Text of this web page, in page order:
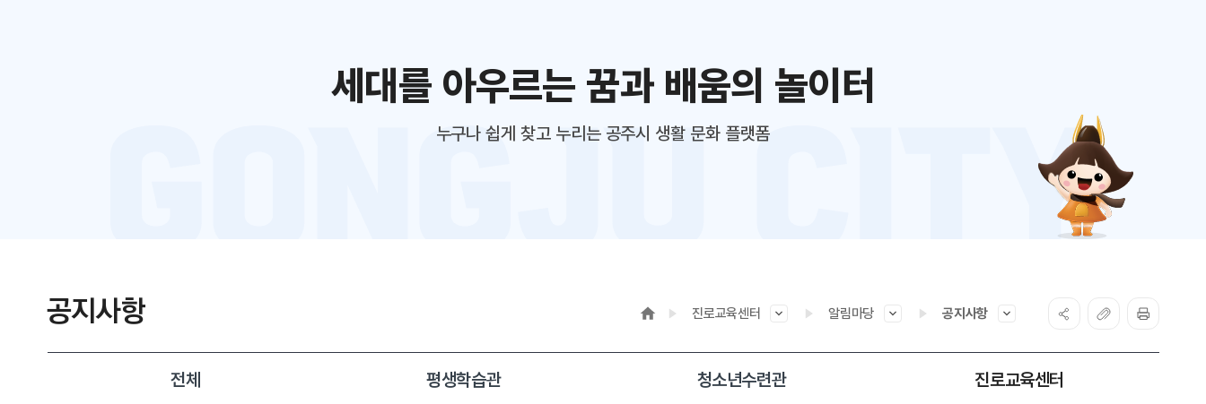
세대를 아우르는 꿈과 배움의 놀이터
누구나 쉽게 찾고 누리는 공주시 생활 문화 플랫폼
공지사항 진로교육센터 알림마당 공지사항
전체 평생학습관 청소년수련관 진로교육센터